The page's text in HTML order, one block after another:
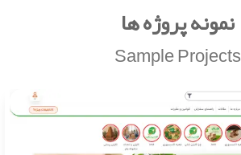
نمونه پروژه ها
Sample Projects